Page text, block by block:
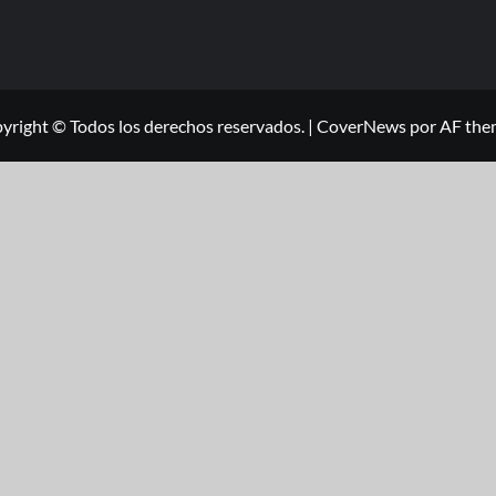
© Todos los derechos reservados. | CoverNews por AF